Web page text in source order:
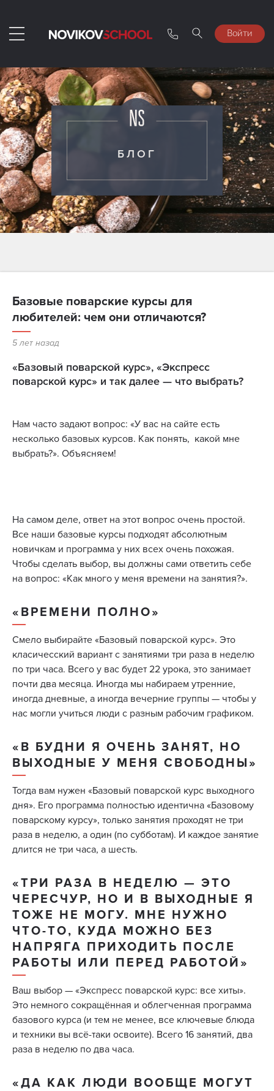
Войти
БЛОГ
Базовые поварские курсы для
любителей: чем они отличаются?
5 лет назад
«Базовый поварской курс», «Экспресс
поварской курс» и так далее — что выбрать?
Нам часто задают вопрос: «У вас на сайте есть
несколько базовых курсов. Как понять, какой мне
выбрать?». Объясняем!
На самом деле, ответ на этот вопрос очень простой.
Все наши базовые курсы подходят абсолютным
новичкам и программа у них всех очень похожая.
Чтобы сделать выбор, вы должны сами ответить себе
на вопрос: «Как много у меня времени на занятия?».
«ВРЕМЕНИ ПОЛНО»
Смело выбирайте «Базовый поварской курс». Это
класичесский вариант с занятиями три раза в неделю
по три часа. Всего у вас будет 22 урока, это занимает
почти два месяца. Иногда мы набираем утренние,
иногда дневные, а иногда вечерние группы — чтобы у
нас могли учиться люди с разным рабочим графиком.
«В БУДНИ Я ОЧЕНЬ ЗАНЯТ, НО
ВЫХОДНЫЕ У МЕНЯ СВОБОДНЫ»
Тогда вам нужен «Базовый поварской курс выходного
дня». Его программа полностью идентична «Базовому
поварскому курсу», только занятия проходят не три
раза в неделю, а один (по субботам). И каждое занятие
длится не три часа, а шесть.
«ТРИ РАЗА В НЕДЕЛЮ — ЭТО
ЧЕРЕСЧУР, НО И В ВЫХОДНЫЕ Я
ТОЖЕ НЕ МОГУ. МНЕ НУЖНО
ЧТО-ТО, КУДА МОЖНО БЕЗ
НАПРЯГА ПРИХОДИТЬ ПОСЛЕ
РАБОТЫ ИЛИ ПЕРЕД РАБОТОЙ»
Ваш выбор — «Экспресс поварской курс: все хиты».
Это немного сокращённая и облегченная программа
базового курса (и тем не менее, все ключевые блюда
и техники вы всё-таки освоите). Всего 16 занятий, два
раза в неделю по два часа.
«ДА КАК ЛЮДИ ВООБЩЕ МОГУТ